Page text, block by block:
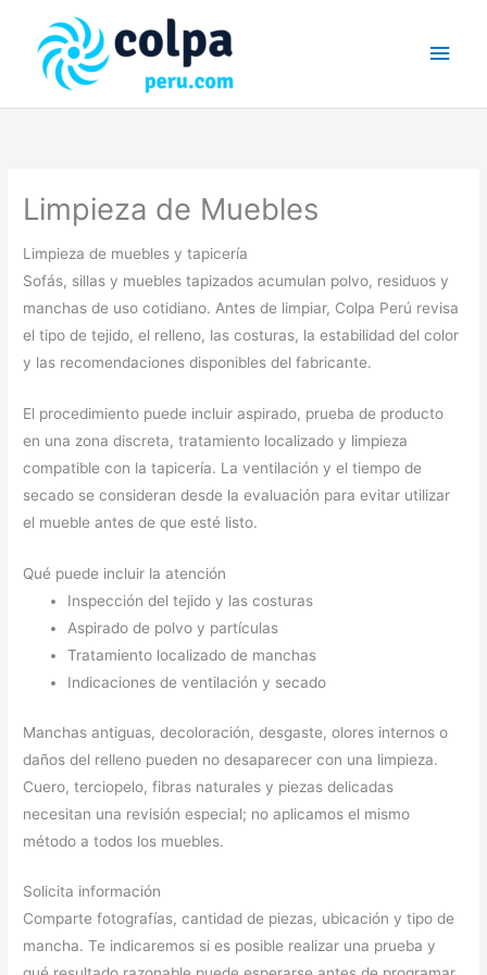
content
Limpieza de Muebles
Limpieza de muebles y tapicería
Sofás, sillas y muebles tapizados acumulan polvo, residuos y
manchas de uso cotidiano. Antes de limpiar, Colpa Perú revisa
el tipo de tejido, el relleno, las costuras, la estabilidad del color
y las recomendaciones disponibles del fabricante.
El procedimiento puede incluir aspirado, prueba de producto
en una zona discreta, tratamiento localizado y limpieza
compatible con la tapicería. La ventilación y el tiempo de
secado se consideran desde la evaluación para evitar utilizar
el mueble antes de que esté listo.
Qué puede incluir la atención
Inspección del tejido y las costuras
Aspirado de polvo y partículas
Tratamiento localizado de manchas
Indicaciones de ventilación y secado
Manchas antiguas, decoloración, desgaste, olores internos o
daños del relleno pueden no desaparecer con una limpieza.
Cuero, terciopelo, fibras naturales y piezas delicadas
necesitan una revisión especial; no aplicamos el mismo
método a todos los muebles.
Solicita información
Comparte fotografías, cantidad de piezas, ubicación y tipo de
mancha. Te indicaremos si es posible realizar una prueba y